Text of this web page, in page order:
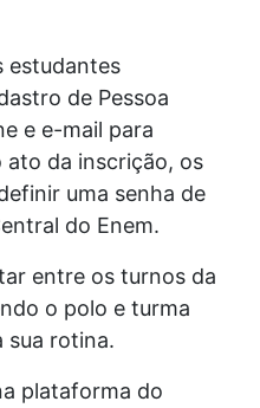
estudantes
de Pessoa
e e-mail para
da inscrição, os
uma senha de
do Enem.
entre os turnos da
o polo e turma
sua rotina.
plataforma do